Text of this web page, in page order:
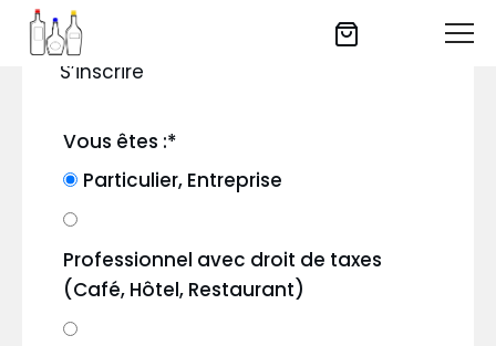
S’inscrire
Vous êtes :*
Particulier, Entreprise
Professionnel avec droit de taxes
(Café, Hôtel, Restaurant)